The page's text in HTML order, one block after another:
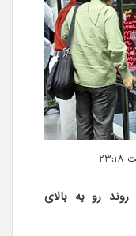
رو به بالای